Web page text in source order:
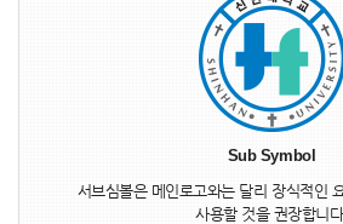
Sub Symbol
서브심볼은 메인로고와는 달리 장식적인
사용할 것을 권장합니다.